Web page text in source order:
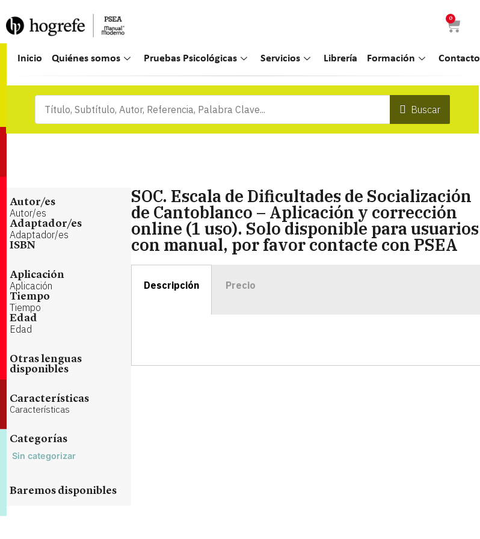
0
Inicio Quiénes somos Pruebas Psicológicas Servicios Librería Formación Contacto
Buscar
Autor/es
Autor/es
Adaptador/es
Adaptador/es
ISBN
Aplicación
Aplicación
Tiempo
Tiempo
Edad
Edad
Otras lenguas
disponibles
Características
Características
Categorías
Sin categorizar
Baremos disponibles
SOC. Escala de Dificultades de Socialización
de Cantoblanco – Aplicación y corrección
online (1 uso). Solo disponible para usuarios
con manual, por favor contacte con PSEA
Descripción Precio